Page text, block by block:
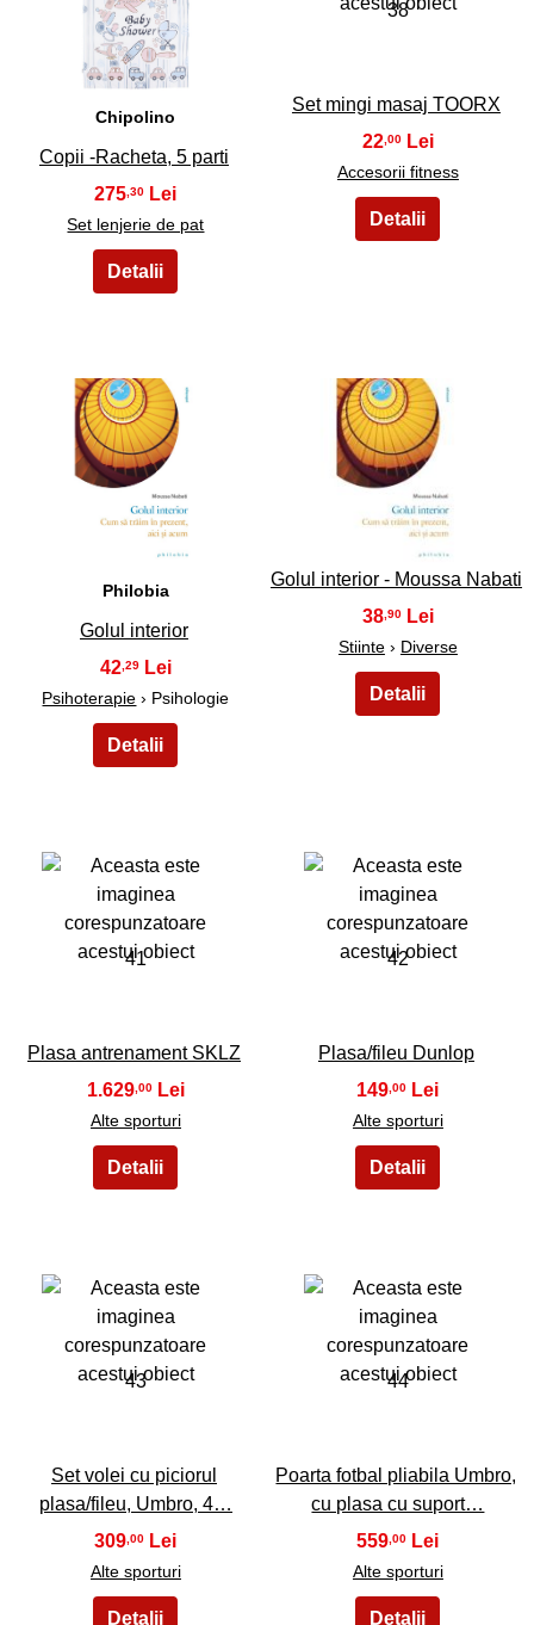
37
Chipolino
Copii -Racheta, 5 parti
275 ,30
Set lenjerie de pat
38
Set mingi masaj TOORX
22 ,00
Accesorii fitness
39
Philobia
Golul interior
42 ,29
Psihoterapie › Psihologie
40
Golul interior - Moussa Nabati
38 ,90
Stiinte› Diverse
41
Plasa antrenament SKLZ
1.629,00
Alte sporturi
42
Plasa/fileu Dunlop
149 ,00
Alte sporturi
43
Set volei cu piciorul
plasa/fileu, Umbro, 4…
309 ,00
Alte sporturi
44
Poarta fotbal pliabila Umbro,
cu plasa cu suport…
559 ,00
Alte sporturi